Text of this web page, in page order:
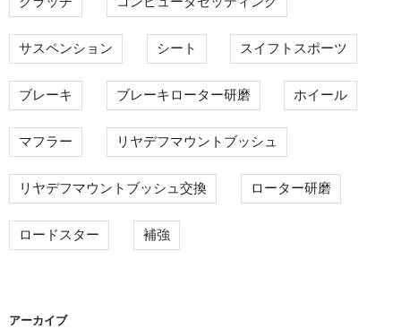
サスペンション シート スイフトスポーツ
ブレーキ ブレーキローター研磨 ホイール
マフラー リヤデフマウントブッシュ
リヤデフマウントブッシュ交換 ローター研磨
ロードスター 補強
アーカイブ